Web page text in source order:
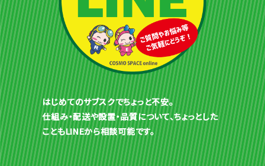
はじめてのサブスクでちょっと不安。
仕組み・配送や設置・品質について、ちょっとした
こともLINEから相談可能です。